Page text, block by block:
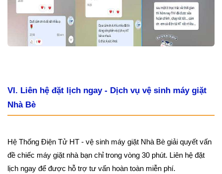
VI. Liên hệ đặt lịch ngay - Dịch vụ vệ sinh máy giặt
Nhà Bè
Hệ Thống Điện Tử HT - vệ sinh máy giặt Nhà Bè giải quyết vấn
đề chiếc máy giặt nhà bạn chỉ trong vòng 30 phút. Liên hệ đặt
lịch ngay để được hỗ trợ tư vấn hoàn toàn miễn phí.